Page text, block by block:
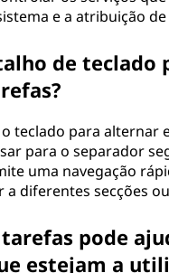
e a atribuição
de
teclado para
para o separador
uma navegação
a diferentes secções
pode
estejam a